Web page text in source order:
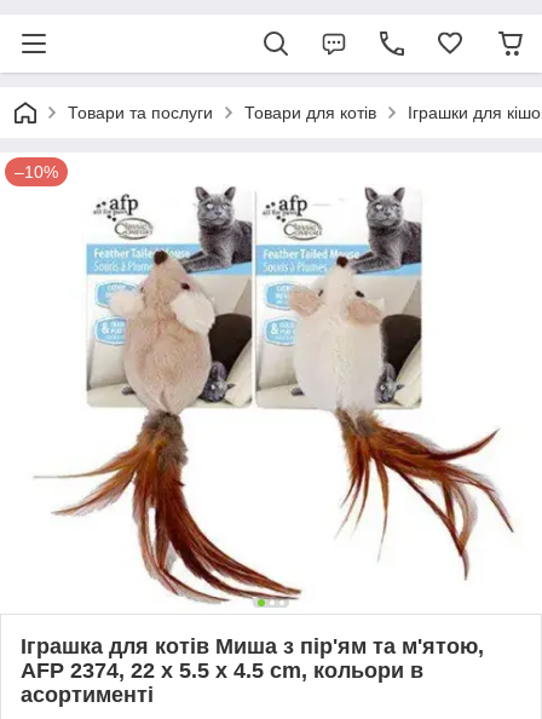
Товари та послуги Товари для котів Іграшки для
–10%
Іграшка для котів Миша з пір'ям та м'ятою,
AFP 2374, 22 x 5.5 x 4.5 cm, кольори в
асортименті